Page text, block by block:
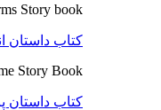
Story book
کتاب داستان
Story Book
کتاب داستان